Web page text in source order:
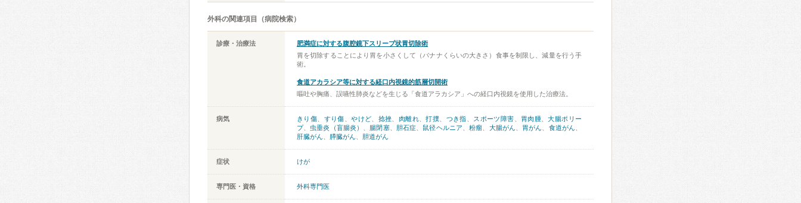
外科の関連項目（病院検索）
診療・治療法
肥満症に対する腹腔鏡下スリーブ状胃切除術
胃を切除することにより胃を小さくして（バナナくらいの大きさ）食事を制限し、減量を行う手
術。
食道アカラシア等に対する経口内視鏡的筋層切開術
嘔吐や胸痛、誤嚥性肺炎などを生じる「食道アラカシア」への経口内視鏡を使用した治療法。
病気 きり傷 すり傷 、やけど 捻挫 肉離れ 、打撲 つき指 スポーツ障害 胃肉腫 、大腸ポリー
プ、 虫垂炎（盲腸炎） 腸閉塞、 胆石症 鼠径ヘルニア 、粉瘤 大腸がん 胃がん 食道がん
肝臓がん
膵臓がん 胆道がん
症状 けが
専門医・資格 外科専門医